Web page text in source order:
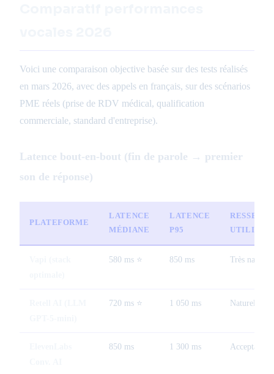
Voici une comparaison objective basée sur des tests réalisés
en mars 2026, avec des appels en français, sur des scénarios
PME réels (prise de RDV médical, qualification
commerciale, standard d'entreprise).
Latence bout-en-bout (fin de parole → premier
son de réponse)
PLATEFORME
LATENCE
MÉDIANE
LATENCE
P95
RESSENTI
580 ms ⭐ 850 ms Très naturel
720 ms ⭐ 1 050 ms Naturel
850 ms 1 300 ms Acceptable